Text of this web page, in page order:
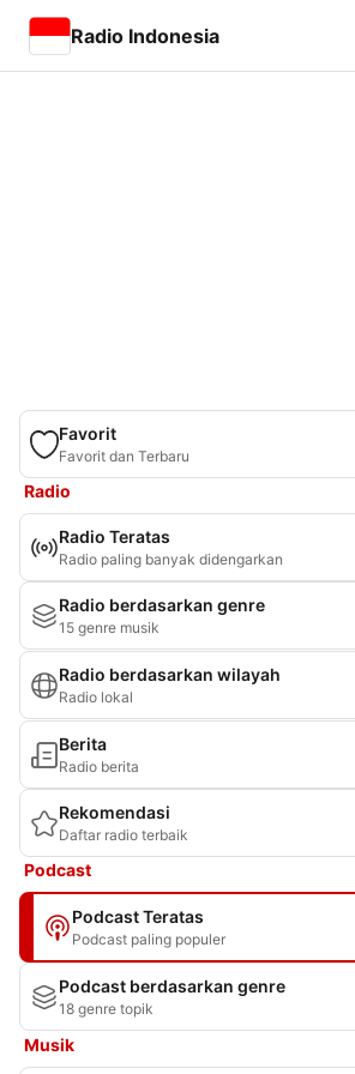
Radio Indonesia
Favorit
Favorit dan Terbaru
Radio
Radio Teratas
Radio paling banyak didengarkan
Radio berdasarkan genre
15 genre musik
Radio berdasarkan wilayah
Radio lokal
Berita
Radio berita
Rekomendasi
Daftar radio terbaik
Podcast
Podcast Teratas
Podcast paling populer
Podcast berdasarkan genre
18 genre topik
Musik